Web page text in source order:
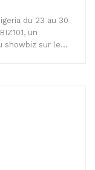
du 23 au 30
un
showbiz sur le…